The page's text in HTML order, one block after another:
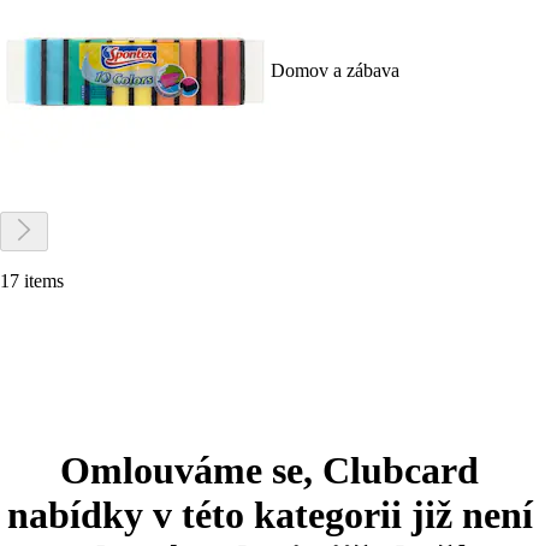
Domov a zábava
17 items
Omlouváme se, Clubcard
nabídky v této kategorii již není